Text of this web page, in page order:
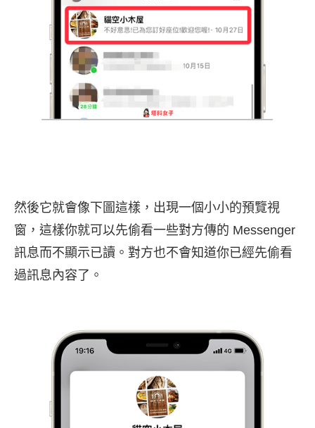
然後它就會像下圖這樣，出現一個小小的預覽視
窗，這樣你就可以先偷看一些對方傳的 Messenger
訊息而不顯示已讀。對方也不會知道你已經先偷看
過訊息內容了。